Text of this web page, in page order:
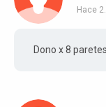
Hace
Dono x 8